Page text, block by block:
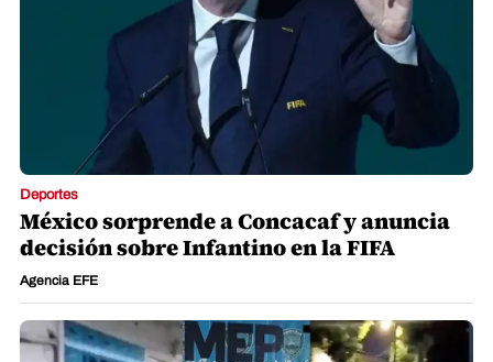
Deportes
México sorprende a Concacaf y anuncia
decisión sobre Infantino en la FIFA
Agencia EFE